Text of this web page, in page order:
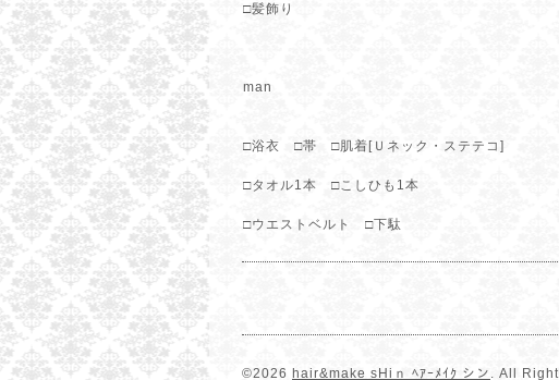
□髪飾り
man
□浴衣 □帯 □肌着[Ｕネック・ステテコ]
□タオル1本 □こしひも1本
□ウエストベルト □下駄
©2026 hair&make sHiｎ ﾍｱｰﾒｲｸ シン . All